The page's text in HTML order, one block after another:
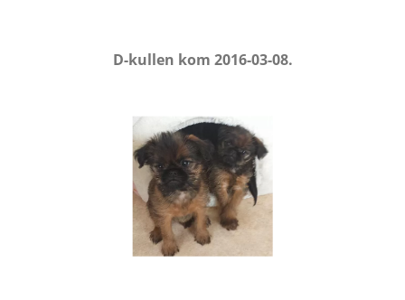
D-kullen kom 2016-03-08.